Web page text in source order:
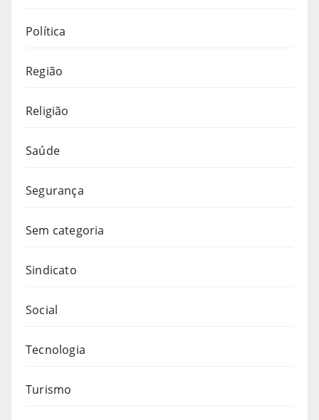
Política
Região
Religião
Saúde
Segurança
Sem categoria
Sindicato
Social
Tecnologia
Turismo